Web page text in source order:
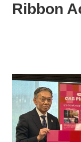
Ribbon